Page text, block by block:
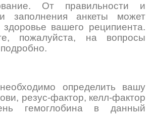
От правильности и
заполнения анкеты может
здоровье вашего реципиента.
пожалуйста, на вопросы
определить вашу
резус-фактор, келл-фактор
гемоглобина в данный